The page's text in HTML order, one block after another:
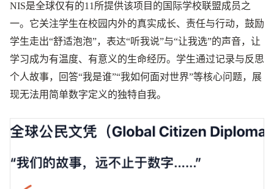
NIS是全球仅有的11所提供该项目的国际学校联盟成员之
一。它关注学生在校园内外的真实成长、责任与行动，鼓励
学生走出“舒适泡泡”，表达“听我说”与“让我选”的声音，让
学习成为有温度、有意义的生命经历。学生通过记录与反思
个人故事，回答“我是谁”“我如何面对世界”等核心问题，展
现无法用简单数字定义的独特自我。